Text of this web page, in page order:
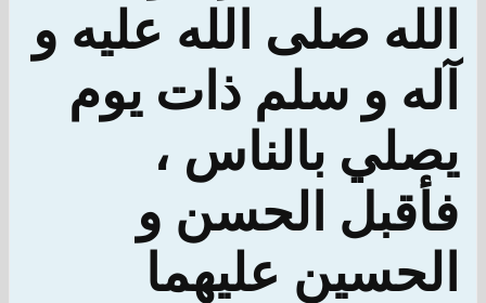
الله صلى الله عليه و
آله و سلم ذات يوم
يصلي بالناس ،
فأقبل الحسن و
الحسين عليهما